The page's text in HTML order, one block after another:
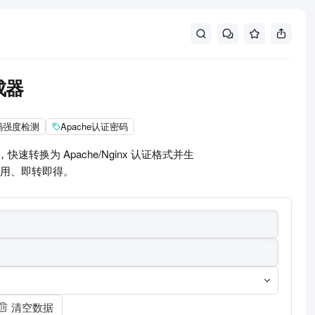
器
度检测 Apache认证密码
速转换为 Apache/Nginx 认证格式并生
、即转即得。
清空数据